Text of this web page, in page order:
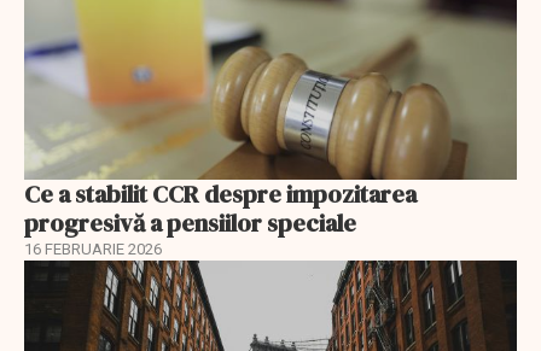
Ce a stabilit CCR despre impozitarea
progresivă a pensiilor speciale
16 FEBRUARIE 2026